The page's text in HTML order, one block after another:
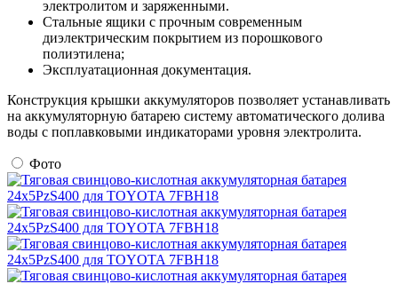
электролитом и заряженными.
Стальные ящики с прочным современным
диэлектрическим покрытием из порошкового
полиэтилена;
Эксплуатационная документация.
Конструкция крышки аккумуляторов позволяет устанавливать
на аккумуляторную батарею систему автоматического долива
воды с поплавковыми индикаторами уровня электролита.
Фото